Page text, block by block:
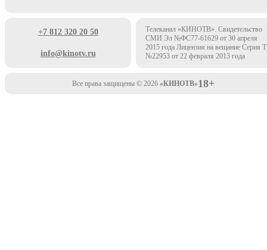
+7 812 320 20 50
info@kinotv.ru
Телеканал «КИНОТВ». Свидетельство
СМИ Эл №ФС77-61629 от 30 апреля
2015 года Лицензия на вещание Серия
№22953 от 22 февраля 2013 года
Все права защищены © 2026 «КИНОТВ»18+